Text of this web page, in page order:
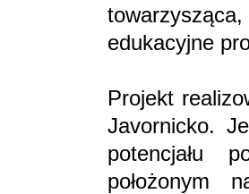
edukacyjne
Projekt
Javornicko.
potencjału
położonym